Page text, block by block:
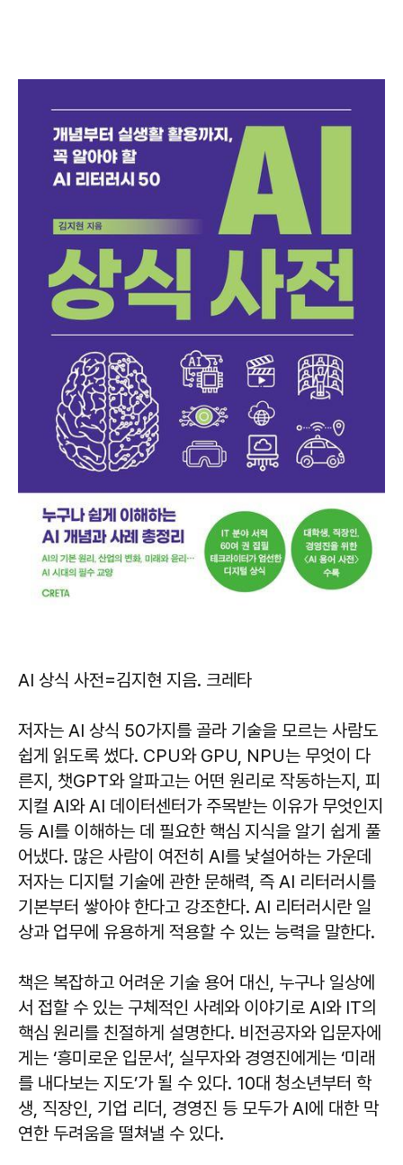
AI 상식 사전=김지현 지음. 크레타
저자는 AI 상식 50가지를 골라 기술을 모르는 사람도
쉽게 읽도록 썼다. CPU와 GPU, NPU는 무엇이 다
른지, 챗GPT와 알파고는 어떤 원리로 작동하는지, 피
지컬 AI와 AI 데이터센터가 주목받는 이유가 무엇인지
등 AI를 이해하는 데 필요한 핵심 지식을 알기 쉽게 풀
어냈다. 많은 사람이 여전히 AI를 낯설어하는 가운데
저자는 디지털 기술에 관한 문해력, 즉 AI 리터러시를
기본부터 쌓아야 한다고 강조한다. AI 리터러시란 일
상과 업무에 유용하게 적용할 수 있는 능력을 말한다.
책은 복잡하고 어려운 기술 용어 대신, 누구나 일상에
서 접할 수 있는 구체적인 사례와 이야기로 AI와 IT의
핵심 원리를 친절하게 설명한다. 비전공자와 입문자에
게는 ‘흥미로운 입문서’, 실무자와 경영진에게는 ‘미래
를 내다보는 지도’가 될 수 있다. 10대 청소년부터 학
생, 직장인, 기업 리더, 경영진 등 모두가 AI에 대한 막
연한 두려움을 떨쳐낼 수 있다.